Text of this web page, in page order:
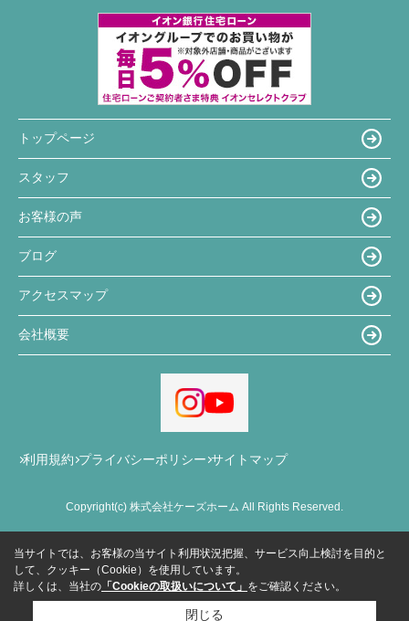
トップページ
スタッフ
お客様の声
ブログ
アクセスマップ
会社概要
利用規約 プライバシーポリシー サイトマップ
Copyright(c) 株式会社ケーズホーム All Rights Reserved.
当サイトでは、お客様の当サイト利用状況把握、サービス向上検討を目的と
して、クッキー（Cookie）を使用しています。
詳しくは、当社の 「Cookieの取扱いについて」 をご確認ください。
閉じる